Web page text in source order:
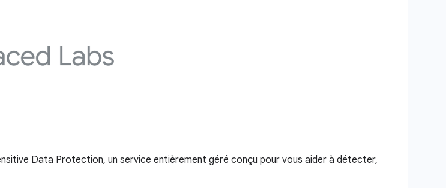
Data Protection, un service entièrement géré conçu pour vous aider à détecter,